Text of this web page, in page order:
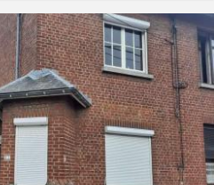
Infos Pratiques
Loyer:
450 €
Charges:
110 €
Durée:
12 mois, 5-6 mois
Domiciliation:
Non
Aménagement
Salle de bain:
Privée